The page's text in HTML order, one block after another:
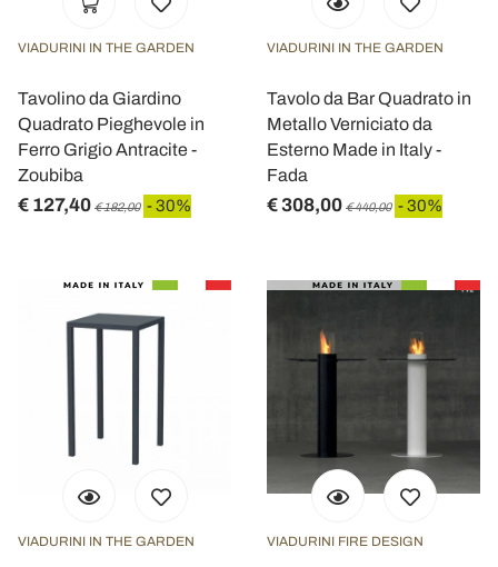
VIADURINI IN THE GARDEN
Tavolino da Giardino
Quadrato Pieghevole in
Ferro Grigio Antracite -
Zoubiba
€ 127,40 € 182,00 - 30%
VIADURINI IN THE GARDEN
Tavolo da Bar Quadrato in
Metallo Verniciato da
Esterno Made in Italy -
Fada
€ 308,00 € 440,00 - 30%
VIADURINI IN THE GARDEN VIADURINI FIRE DESIGN